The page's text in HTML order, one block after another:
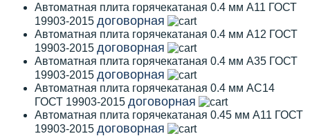
Автоматная плита горячекатаная 0.4 мм А11 ГОСТ
19903-2015 договорная
Автоматная плита горячекатаная 0.4 мм А12 ГОСТ
19903-2015 договорная
Автоматная плита горячекатаная 0.4 мм А35 ГОСТ
19903-2015 договорная
Автоматная плита горячекатаная 0.4 мм АС14
ГОСТ 19903-2015 договорная
Автоматная плита горячекатаная 0.45 мм А11 ГОСТ
19903-2015 договорная